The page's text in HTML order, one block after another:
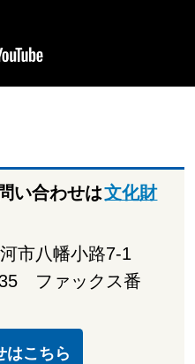
い合わせは文化財
市八幡小路7-1
ファックス番
はこちら